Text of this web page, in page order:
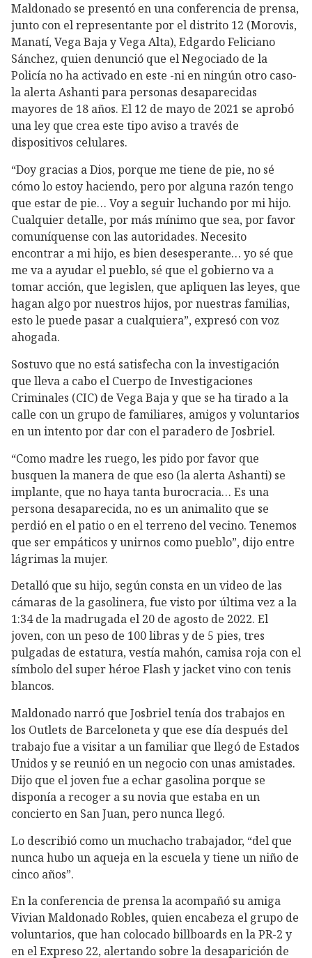
Maldonado se presentó en una conferencia de prensa,
junto con el representante por el distrito 12 (Morovis,
Manatí, Vega Baja y Vega Alta), Edgardo Feliciano
Sánchez, quien denunció que el Negociado de la
Policía no ha activado en este -ni en ningún otro caso-
la alerta Ashanti para personas desaparecidas
mayores de 18 años. El 12 de mayo de 2021 se aprobó
una ley que crea este tipo aviso a través de
dispositivos celulares.
“Doy gracias a Dios, porque me tiene de pie, no sé
cómo lo estoy haciendo, pero por alguna razón tengo
que estar de pie… Voy a seguir luchando por mi hijo.
Cualquier detalle, por más mínimo que sea, por favor
comuníquense con las autoridades. Necesito
encontrar a mi hijo, es bien desesperante… yo sé que
me va a ayudar el pueblo, sé que el gobierno va a
tomar acción, que legislen, que apliquen las leyes, que
hagan algo por nuestros hijos, por nuestras familias,
esto le puede pasar a cualquiera”, expresó con voz
ahogada.
Sostuvo que no está satisfecha con la investigación
que lleva a cabo el Cuerpo de Investigaciones
Criminales (CIC) de Vega Baja y que se ha tirado a la
calle con un grupo de familiares, amigos y voluntarios
en un intento por dar con el paradero de Josbriel.
“Como madre les ruego, les pido por favor que
busquen la manera de que eso (la alerta Ashanti) se
implante, que no haya tanta burocracia… Es una
persona desaparecida, no es un animalito que se
perdió en el patio o en el terreno del vecino. Tenemos
que ser empáticos y unirnos como pueblo”, dijo entre
lágrimas la mujer.
Detalló que su hijo, según consta en un video de las
cámaras de la gasolinera, fue visto por última vez a la
1:34 de la madrugada el 20 de agosto de 2022. El
joven, con un peso de 100 libras y de 5 pies, tres
pulgadas de estatura, vestía mahón, camisa roja con el
símbolo del super héroe Flash y jacket vino con tenis
blancos.
Maldonado narró que Josbriel tenía dos trabajos en
los Outlets de Barceloneta y que ese día después del
trabajo fue a visitar a un familiar que llegó de Estados
Unidos y se reunió en un negocio con unas amistades.
Dijo que el joven fue a echar gasolina porque se
disponía a recoger a su novia que estaba en un
concierto en San Juan, pero nunca llegó.
Lo describió como un muchacho trabajador, “del que
nunca hubo un aqueja en la escuela y tiene un niño de
cinco años”.
En la conferencia de prensa la acompañó su amiga
Vivian Maldonado Robles, quien encabeza el grupo de
voluntarios, que han colocado billboards en la PR-2 y
en el Expreso 22, alertando sobre la desaparición de